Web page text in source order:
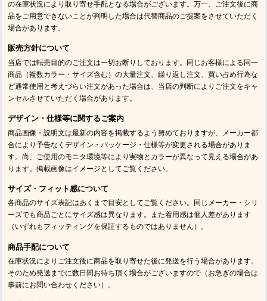
の在庫状況により取り寄せ手配となる場合がございます。万一、ご注文後に商
品をご用意できないことが判明した場合は代替商品のご提案をさせていただく
場合があります。
販売方針について
当店では転売目的のご注文は一切お断りしております。同じお客様による同一
商品（複数カラー・サイズ含む）の大量注文、繰り返し注文、買い占め行為な
ど通常使用と考えづらい注文があった場合は、当店の判断によりご注文をキャ
ンセルさせていただく場合があります。
デザイン・仕様等に関するご案内
商品画像・説明文は最新の内容を掲載するよう努めておりますが、メーカー都
合により予告なくデザイン・パッケージ・仕様等が変更される場合がありま
す。尚、ご使用のモニタ環境等により実物とカラーが異なって見える場合があ
ります。掲載画像はイメージとしてご覧ください。
サイズ・フィット感について
各商品のサイズ表記はあくまで目安としてご覧ください。同じメーカー・シリ
ーズでも商品ごとにサイズ感は異なります。また着用感は個人差があります
（いずれもフィッティングを保証するものではありません）。
商品手配について
在庫状況によりご注文後に商品を取り寄せた後に発送を行う場合があります。
そのため発送までに数日間お待ち頂く場合がございますので（お急ぎの場合は
事前にお問い合わせください）。